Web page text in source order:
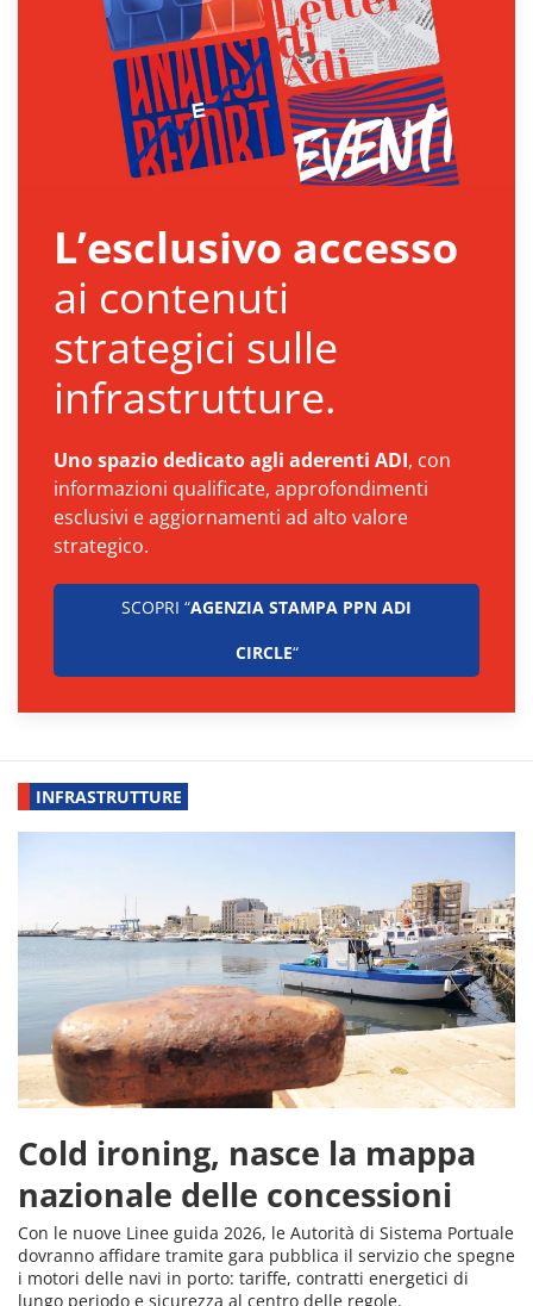
L’esclusivo accesso
ai contenuti
strategici sulle
infrastrutture.
Uno spazio dedicato agli aderenti ADI, con
informazioni qualificate, approfondimenti
esclusivi e aggiornamenti ad alto valore
strategico.
SCOPRI “AGENZIA STAMPA PPN ADI
CIRCLE“
INFRASTRUTTURE
Cold ironing, nasce la mappa
nazionale delle concessioni
Con le nuove Linee guida 2026, le Autorità di Sistema Portuale
dovranno affidare tramite gara pubblica il servizio che spegne
i motori delle navi in porto: tariffe, contratti energetici di
lungo periodo e sicurezza al centro delle regole.